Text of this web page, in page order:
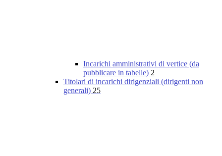
Incarichi amministrativi di vertice (da
pubblicare in tabelle) 2
Titolari di incarichi dirigenziali (dirigenti non
generali) 25